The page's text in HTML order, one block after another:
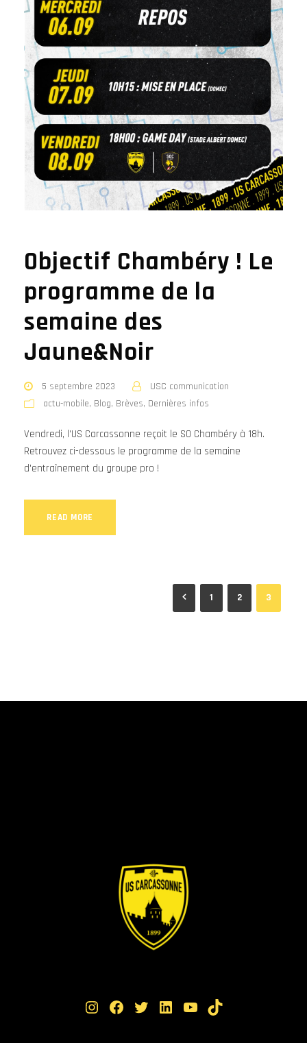
Objectif Chambéry ! Le
programme de la
semaine des
Jaune&Noir
5 septembre 2023
USC communication
actu-mobile, Blog, Brèves, Dernières infos
Vendredi, l'US Carcassonne reçoit le SO Chambéry à 18h.
Retrouvez ci-dessous le programme de la semaine
d'entraînement du groupe pro !
READ MORE
1 2 3
Instagram Facebook Twitter LinkedIn YouTube TikTok